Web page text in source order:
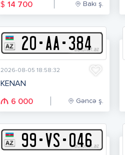
$ 14 700 Bakı ş.
20-AA-384
2026-08-05 18:58:32
KENAN
6 000 Gəncə ş.
99-VS-046